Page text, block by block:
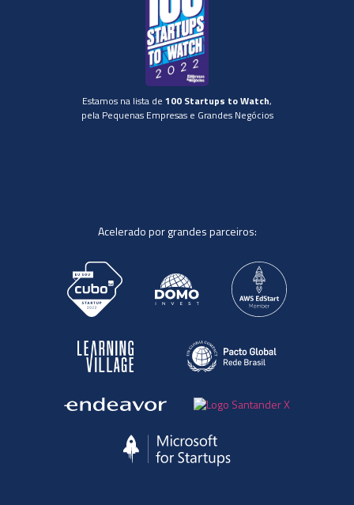
Estamos na lista de 100 Startups to Watch,
pela Pequenas Empresas e Grandes Negócios
Acelerado por grandes parceiros: